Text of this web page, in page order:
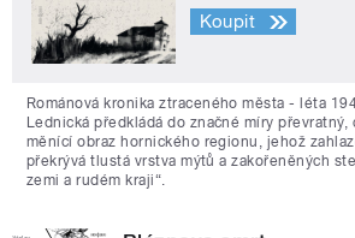
Koupit
Románová kronika ztraceného města - léta
Lednická předkládá do značné míry převratný,
měnící obraz hornického regionu, jehož
překrývá tlustá vrstva mýtů a zakořeněných
zemi a rudém kraji“.